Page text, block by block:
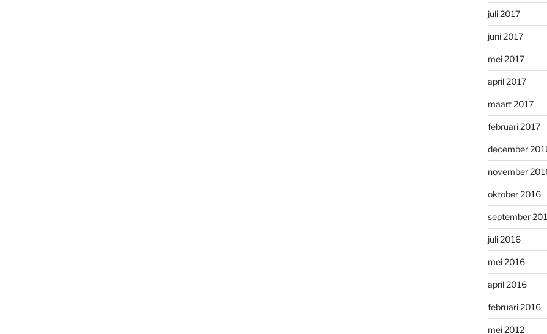
juli 2017
juni 2017
mei 2017
april 2017
maart 2017
februari 2017
december
november
oktober 2016
september
juli 2016
mei 2016
april 2016
februari 2016
mei 2012